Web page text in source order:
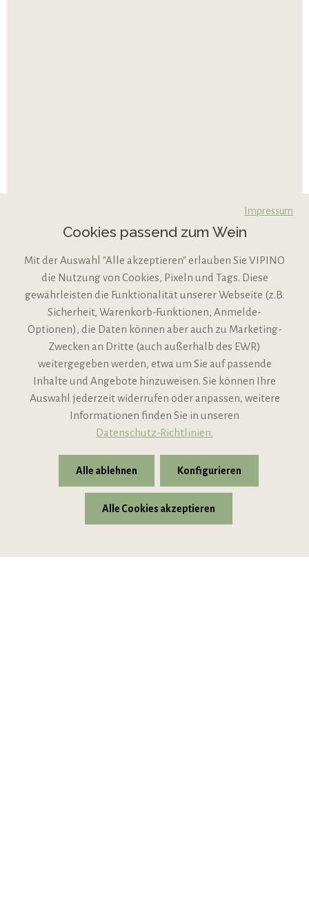
VIPINO Service
Informationen
Support
* Alle Preise inkl. gesetzl. Mehrwertsteuer zzgl.Versandkosten
Impressum
Cookies passend zum Wein
Mit der Auswahl "Alle akzeptieren" erlauben Sie VIPINO
die Nutzung von Cookies, Pixeln und Tags. Diese
gewährleisten die Funktionalität unserer Webseite (z.B.
Sicherheit, Warenkorb-Funktionen, Anmelde-
Optionen), die Daten können aber auch zu Marketing-
Zwecken an Dritte (auch außerhalb des EWR)
weitergegeben werden, etwa um Sie auf passende
Inhalte und Angebote hinzuweisen. Sie können Ihre
Auswahl jederzeit widerrufen oder anpassen, weitere
Informationen finden Sie in unseren
Datenschutz-Richtlinien.
Alle ablehnen Konfigurieren
Alle Cookies akzeptieren